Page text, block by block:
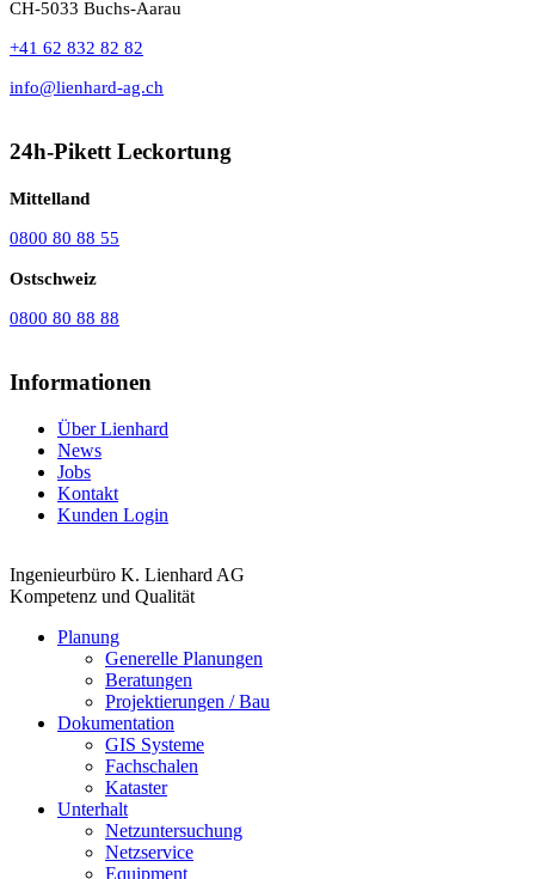
CH-5033 Buchs-Aarau
+41 62 832 82 82
info@lienhard-ag.ch
24h-Pikett Leckortung
Mittelland
0800 80 88 55
Ostschweiz
0800 80 88 88
Informationen
Über Lienhard
News
Jobs
Kontakt
Kunden Login
Ingenieurbüro K. Lienhard AG
Kompetenz und Qualität
Planung
Generelle Planungen
Beratungen
Projektierungen / Bau
Dokumentation
GIS Systeme
Fachschalen
Kataster
Unterhalt
Netzuntersuchung
Netzservice
Equipment